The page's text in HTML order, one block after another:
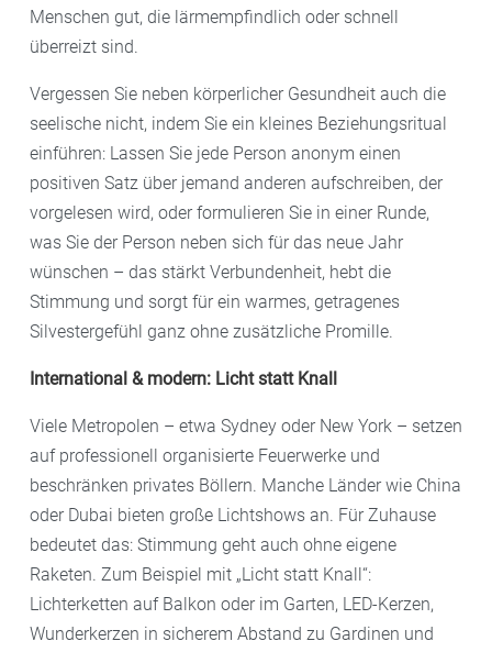
Menschen gut, die lärmempfindlich oder schnell
überreizt sind.
Vergessen Sie neben körperlicher Gesundheit auch die
seelische nicht, indem Sie ein kleines Beziehungsritual
einführen: Lassen Sie jede Person anonym einen
positiven Satz über jemand anderen aufschreiben, der
vorgelesen wird, oder formulieren Sie in einer Runde,
was Sie der Person neben sich für das neue Jahr
wünschen – das stärkt Verbundenheit, hebt die
Stimmung und sorgt für ein warmes, getragenes
Silvestergefühl ganz ohne zusätzliche Promille.
International & modern: Licht statt Knall
Viele Metropolen – etwa Sydney oder New York – setzen
auf professionell organisierte Feuerwerke und
beschränken privates Böllern. Manche Länder wie China
oder Dubai bieten große Lichtshows an. Für Zuhause
bedeutet das: Stimmung geht auch ohne eigene
Raketen. Zum Beispiel mit „Licht statt Knall“:
Lichterketten auf Balkon oder im Garten, LED-Kerzen,
Wunderkerzen in sicherem Abstand zu Gardinen und